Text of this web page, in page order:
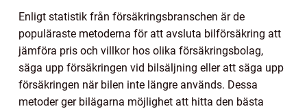
Enligt statistik från försäkringsbranschen är de
populäraste metoderna för att avsluta bilförsäkring att
jämföra pris och villkor hos olika försäkringsbolag,
säga upp försäkringen vid bilsäljning eller att säga upp
försäkringen när bilen inte längre används. Dessa
metoder ger bilägarna möjlighet att hitta den bästa